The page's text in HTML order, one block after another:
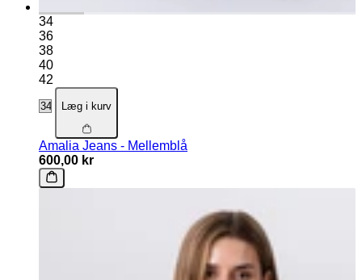
34
36
38
40
42
Læg i kurv
Amalia Jeans - Mellemblå
600,00 kr